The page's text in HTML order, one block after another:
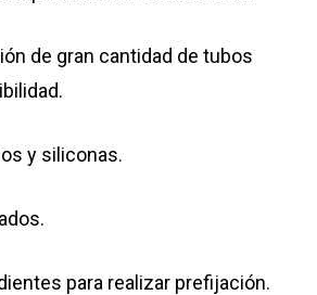
de gran cantidad de tubos
y siliconas.
para realizar prefijación.